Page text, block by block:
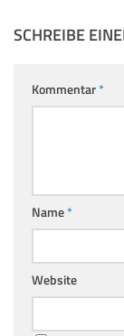
SCHREIBE
Kommentar*
Name*
Website